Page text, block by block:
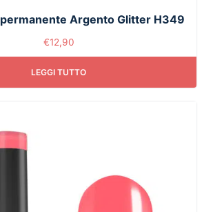
Argento Glitter H349
€12,90
LEGGI TUTTO